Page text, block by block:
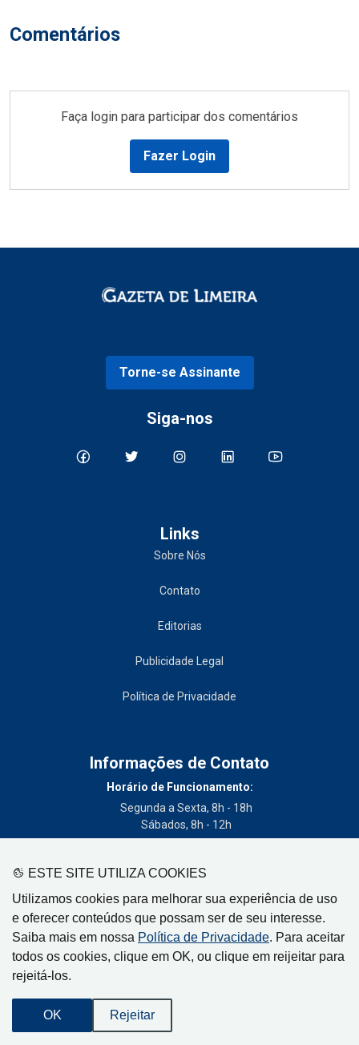
ESTE SITE UTILIZA COOKIES
Utilizamos cookies para melhorar sua experiência de uso
e oferecer conteúdos que possam ser de seu interesse.
Saiba mais em nossa Política de Privacidade. Para aceitar
todos os cookies, clique em OK, ou clique em reijeitar para
rejeitá-los.
OK Rejeitar
Comentários
Faça login para participar dos comentários
Fazer Login
Torne-se Assinante
Siga-nos
Links
Sobre Nós
Contato
Editorias
Publicidade Legal
Política de Privacidade
Informações de Contato
Horário de Funcionamento:
Segunda a Sexta, 8h - 18h
Sábados, 8h - 12h
(19) 3404-3700
Circulação:
Limeira - SP, Artur Nogueira - SP, Cordeirópolis - SP,
Engenheiro Coelho - SP, Iracemápolis - SP
CEP: 13480-005 - Centro - Limeira-SP